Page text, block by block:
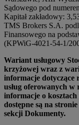
Sądowego pod
Kapitał zakładowy:
TMS Brokers S.A.
Finansowego na
(KPWiG-4021-54-1/
Wariant usługowy
krzyżowej wraz z
informacje dotyczące
usług oferowanych
informacje o kosztach
dostępne są na
sekcji Dokumenty.